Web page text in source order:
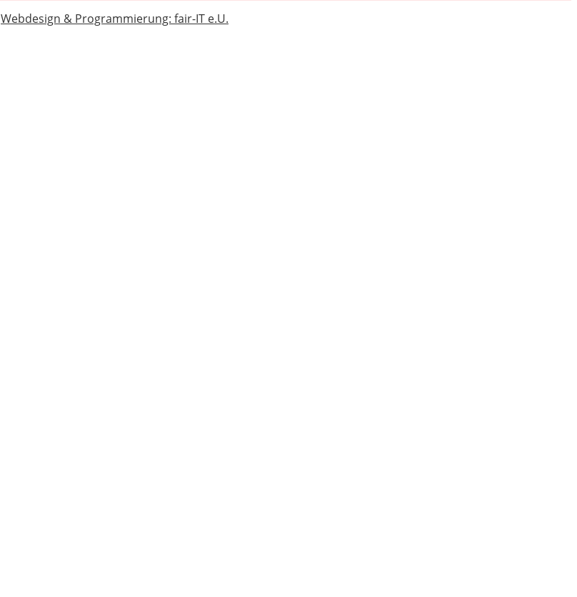
Webdesign & Programmierung: fair-IT e.U.